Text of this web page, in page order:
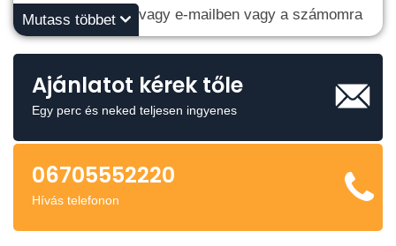
tudunk beszélni vagy e-mailben vagy a számomra
06705552220
Mutass többet
Ajánlatot kérek tőle
Egy perc és neked teljesen ingyenes
06705552220
Hívás telefonon